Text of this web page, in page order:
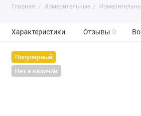
Главная Измерительные
Характеристики Отзывы 0
Популярный
Нет в наличии